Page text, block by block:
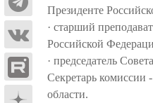
Президенте
· старший
Российской
· председатель
Секретарь комиссии -
области.